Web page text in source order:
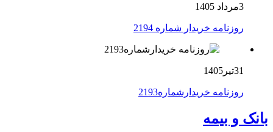
3مرداد 1405
روزنامه خریدار شماره 2194
31تیر1405
روزنامه خریدارشماره2193
بانک و بیمه